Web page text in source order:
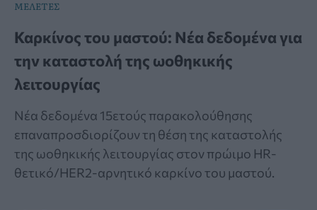
ΜΕΛΕΤΕΣ
Καρκίνος του μαστού: Νέα δεδομένα για
την καταστολή της ωοθηκικής
λειτουργίας
Νέα δεδομένα 15ετούς παρακολούθησης
επαναπροσδιορίζουν τη θέση της καταστολής
της ωοθηκικής λειτουργίας στον πρώιμο HR-
θετικό/HER2-αρνητικό καρκίνο του μαστού.